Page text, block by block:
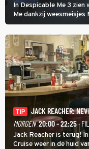
In Despicable Me 3 zien
Me dankzij
het rechte pad maakte,
TIP
JACK REACHER:
MORGEN 20:00 - 22:25·
Jack Reacher is terug!
Cruise weer in de huid